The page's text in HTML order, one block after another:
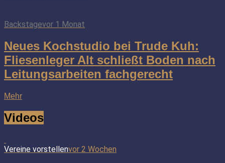
Backstagevor 1 Monat
Neues Kochstudio bei Trude Kuh:
Fliesenleger Alt schließt Boden nach
Leitungsarbeiten fachgerecht
Mehr
Videos
Vereine vorstellenvor 2 Wochen